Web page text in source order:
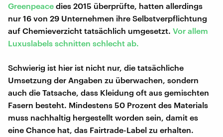
Greenpeace dies 2015 überprüfte, hatten allerdings
nur 16 von 29 Unternehmen ihre Selbstverpflichtung
auf Chemieverzicht tatsächlich umgesetzt. Vor allem
Luxuslabels schnitten schlecht ab.
Schwierig ist hier ist nicht nur, die tatsächliche
Umsetzung der Angaben zu überwachen, sondern
auch die Tatsache, dass Kleidung oft aus gemischten
Fasern besteht. Mindestens 50 Prozent des Materials
muss nachhaltig hergestellt worden sein, damit es
eine Chance hat, das Fairtrade-Label zu erhalten.